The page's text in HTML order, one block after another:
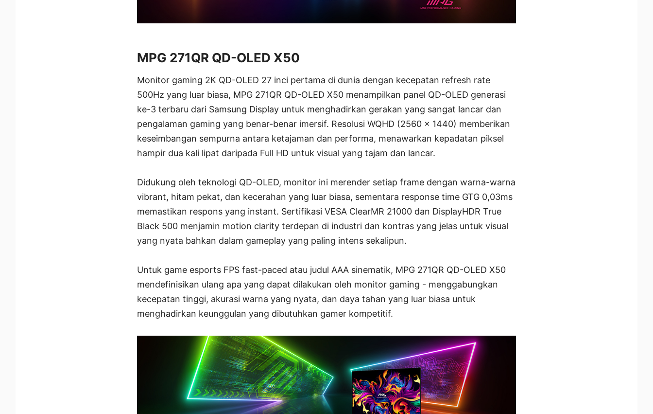
MPG 271QR QD-OLED X50
Monitor gaming 2K QD-OLED 27 inci pertama di dunia dengan kecepatan refresh rate
500Hz yang luar biasa, MPG 271QR QD-OLED X50 menampilkan panel QD-OLED generasi
ke-3 terbaru dari Samsung Display untuk menghadirkan gerakan yang sangat lancar dan
pengalaman gaming yang benar-benar imersif. Resolusi WQHD (2560 x 1440) memberikan
keseimbangan sempurna antara ketajaman dan performa, menawarkan kepadatan piksel
hampir dua kali lipat daripada Full HD untuk visual yang tajam dan lancar.
Didukung oleh teknologi QD-OLED, monitor ini merender setiap frame dengan warna-warna
vibrant, hitam pekat, dan kecerahan yang luar biasa, sementara response time GTG 0,03ms
memastikan respons yang instant. Sertifikasi VESA ClearMR 21000 dan DisplayHDR True
Black 500 menjamin motion clarity terdepan di industri dan kontras yang jelas untuk visual
yang nyata bahkan dalam gameplay yang paling intens sekalipun.
Untuk game esports FPS fast-paced atau judul AAA sinematik, MPG 271QR QD-OLED X50
mendefinisikan ulang apa yang dapat dilakukan oleh monitor gaming - menggabungkan
kecepatan tinggi, akurasi warna yang nyata, dan daya tahan yang luar biasa untuk
menghadirkan keunggulan yang dibutuhkan gamer kompetitif.